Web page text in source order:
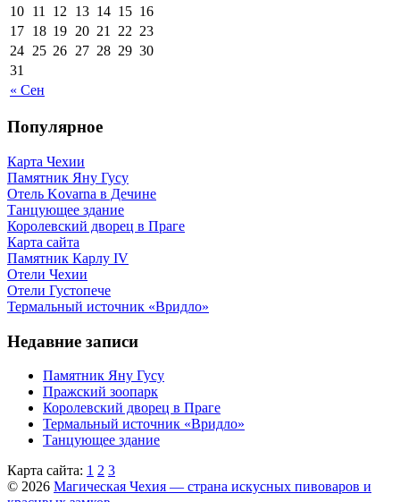
« Сен
10 11 12 13 14 15 16
17 18 19 20 21 22 23
24 25 26 27 28 29 30
31
Популярное
Карта Чехии
Памятник Яну Гусу
Отель Kovarna в Дечине
Танцующее здание
Королевский дворец в Праге
Карта сайта
Памятник Карлу IV
Отели Чехии
Отели Густопече
Термальный источник «Вридло»
Недавние записи
Памятник Яну Гусу
Пражский зоопарк
Королевский дворец в Праге
Термальный источник «Вридло»
Танцующее здание
Карта сайта: 1 2 3
© 2026 Магическая Чехия — страна искусных пивоваров и